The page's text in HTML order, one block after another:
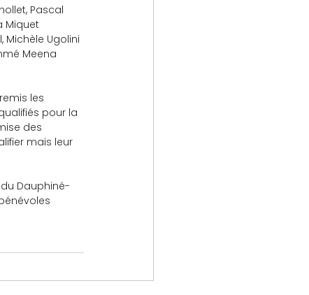
Pascal
Miquet
Michèle Ugolini
Meena
les
pour la
des
mais leur
Dauphiné-